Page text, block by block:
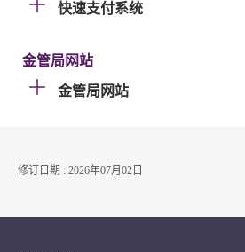
快速支付系统
金管局网站
金管局网站
修订日期 : 2026年07月02日